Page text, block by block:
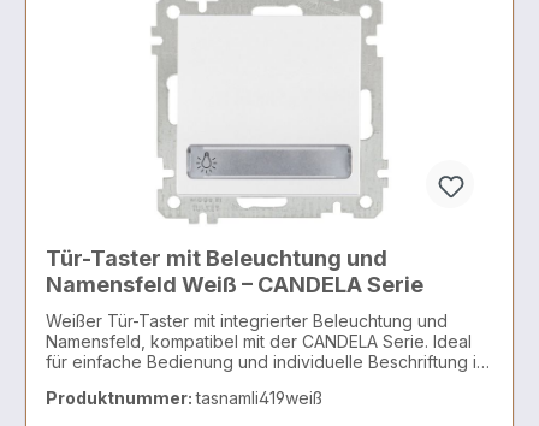
Tür-Taster mit Beleuchtung und
Namensfeld Weiß – CANDELA Serie
Weißer Tür-Taster mit integrierter Beleuchtung und
Namensfeld, kompatibel mit der CANDELA Serie. Ideal
für einfache Bedienung und individuelle Beschriftung in
Produktnummer:tasnamli419weiß